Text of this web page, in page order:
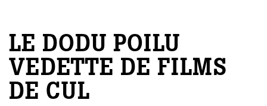
LE DODU POILU
VEDETTE DE FILMS
DE CUL